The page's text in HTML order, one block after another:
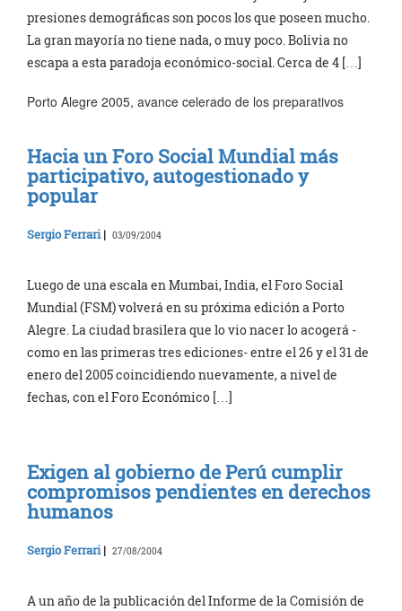
presiones demográficas son pocos los que poseen mucho.
La gran mayoría no tiene nada, o muy poco. Bolivia no
escapa a esta paradoja económico-social. Cerca de 4 […]
Porto Alegre 2005, avance celerado de los preparativos
Hacia un Foro Social Mundial más
participativo, autogestionado y
popular
Sergio Ferrari| 03/09/2004
Luego de una escala en Mumbai, India, el Foro Social
Mundial (FSM) volverá en su próxima edición a Porto
Alegre. La ciudad brasilera que lo vio nacer lo acogerá -
como en las primeras tres ediciones- entre el 26 y el 31 de
enero del 2005 coincidiendo nuevamente, a nivel de
fechas, con el Foro Económico […]
Exigen al gobierno de Perú cumplir
compromisos pendientes en derechos
humanos
Sergio Ferrari| 27/08/2004
A un año de la publicación del Informe de la Comisión de